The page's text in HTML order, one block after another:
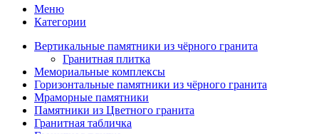
Меню
Категории
Вертикальные памятники из чёрного гранита
Гранитная плитка
Мемориальные комплексы
Горизонтальные памятники из чёрного гранита
Мраморные памятники
Памятники из Цветного гранита
Гранитная табличка